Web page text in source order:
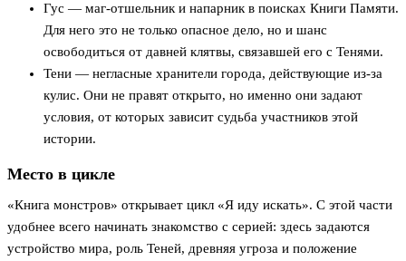
Гус — маг-отшельник и напарник в поисках Книги Памяти.
Для него это не только опасное дело, но и шанс
освободиться от давней клятвы, связавшей его с Тенями.
Тени — негласные хранители города, действующие из-за
кулис. Они не правят открыто, но именно они задают
условия, от которых зависит судьба участников этой
истории.
Место в цикле
«Книга монстров» открывает цикл «Я иду искать». С этой части
удобнее всего начинать знакомство с серией: здесь задаются
устройство мира, роль Теней, древняя угроза и положение